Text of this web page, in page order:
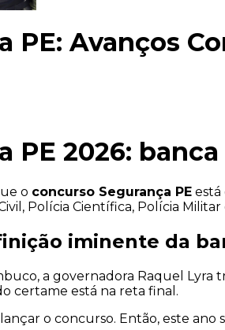
PE: Avanços
PE 2026:
o concurso Segurança PE está
Polícia Científica, Polícia
iminente da
a governadora Raquel Lyra
certame está na reta final.
o concurso. Então, este